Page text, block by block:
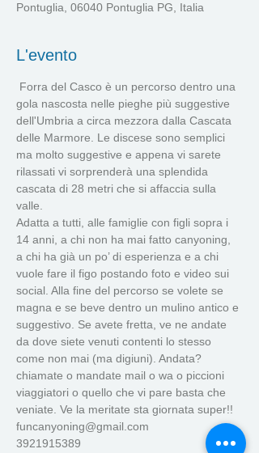
Pontuglia, 06040 Pontuglia PG, Italia
L'evento
Forra del Casco è un percorso dentro una
gola nascosta nelle pieghe più suggestive
dell'Umbria a circa mezzora dalla Cascata
delle Marmore. Le discese sono semplici
ma molto suggestive e appena vi sarete
rilassati vi sorprenderà una splendida
cascata di 28 metri che si affaccia sulla
valle.
Adatta a tutti, alle famiglie con figli sopra i
14 anni, a chi non ha mai fatto canyoning,
a chi ha già un po’ di esperienza e a chi
vuole fare il figo postando foto e video sui
social. Alla fine del percorso se volete se
magna e se beve dentro un mulino antico e
suggestivo. Se avete fretta, ve ne andate
da dove siete venuti contenti lo stesso
come non mai (ma digiuni). Andata?
chiamate o mandate mail o wa o piccioni
viaggiatori o quello che vi pare basta che
veniate. Ve la meritate sta giornata super!!
funcanyoning@gmail.com
3921915389